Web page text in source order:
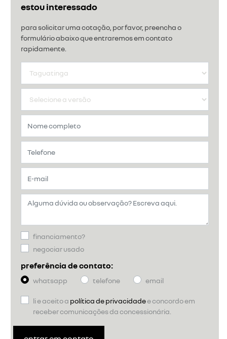
estou interessado
para solicitar uma cotação, por favor, preencha o
formulário abaixo que entraremos em contato
rapidamente.
financiamento?
negociar usado
preferência de contato:
whatsapp telefone email
li e aceito a política de privacidadee concordo em
receber comunicações da concessionária.